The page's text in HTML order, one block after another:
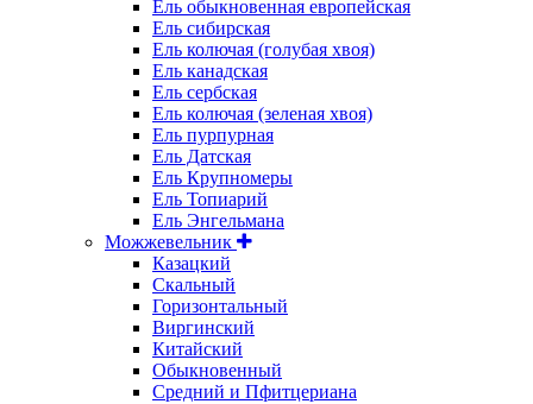
Ель обыкновенная европейская
Ель сибирская
Ель колючая (голубая хвоя)
Ель канадская
Ель сербская
Ель колючая (зеленая хвоя)
Ель пурпурная
Ель Датская
Ель Крупномеры
Ель Топиарий
Ель Энгельмана
Можжевельник
Казацкий
Скальный
Горизонтальный
Виргинский
Китайский
Обыкновенный
Средний и Пфитцериана